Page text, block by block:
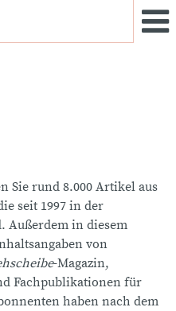
Sie rund 8.000 Artikel aus
seit 1997 in der
Außerdem in diesem
von
-Magazin,
Fachpublikationen für
haben nach dem